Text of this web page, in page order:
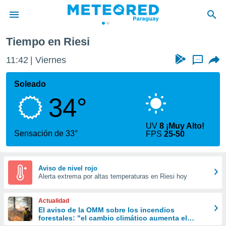
de
ha
calidad.
a este
las
y
forma
digital
basada
Tiempo en Riesi
11:42 Viernes ...
Soleado
34°
Sensación de 33°
UV8 ¡Muy Alto!
FPS25-50
Aviso de nivel rojo
Alerta extrema por altas temperaturas en Riesi hoy
Actualidad
El aviso de la OMM sobre los incendios
forestales: "el cambio climático aumenta el